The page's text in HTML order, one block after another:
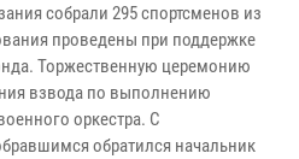
собрали 295 спортсменов из
проведены при поддержке
Торжественную церемонию
взвода по выполнению
оркестра. С
обратился начальник